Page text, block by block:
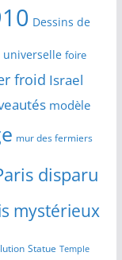
Dessins de
foire
froid Israel
modèle
mur des fermiers
disparu
mystérieux
Statue Temple